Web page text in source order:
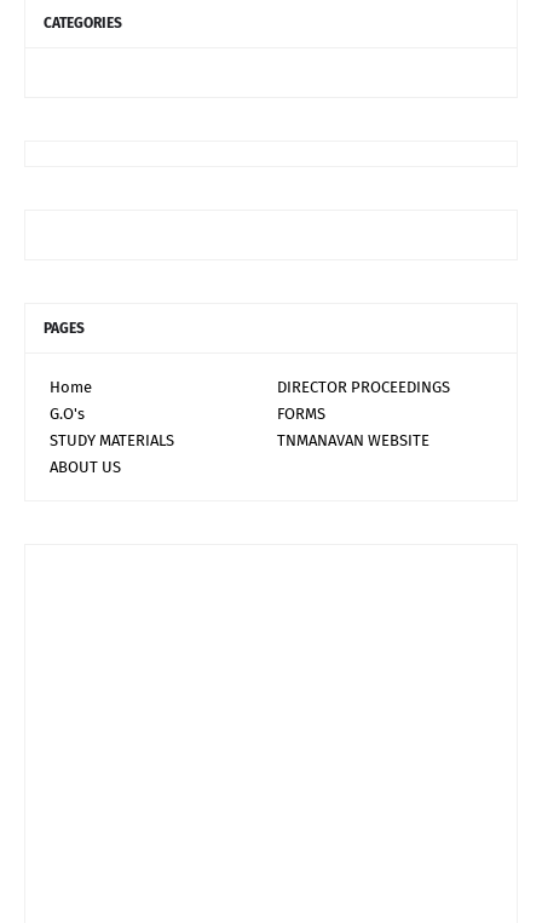
CATEGORIES
PAGES
Home
DIRECTOR PROCEEDINGS
G.O's
FORMS
STUDY MATERIALS
TNMANAVAN WEBSITE
ABOUT US